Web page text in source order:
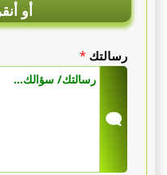
أو
رسالتك*